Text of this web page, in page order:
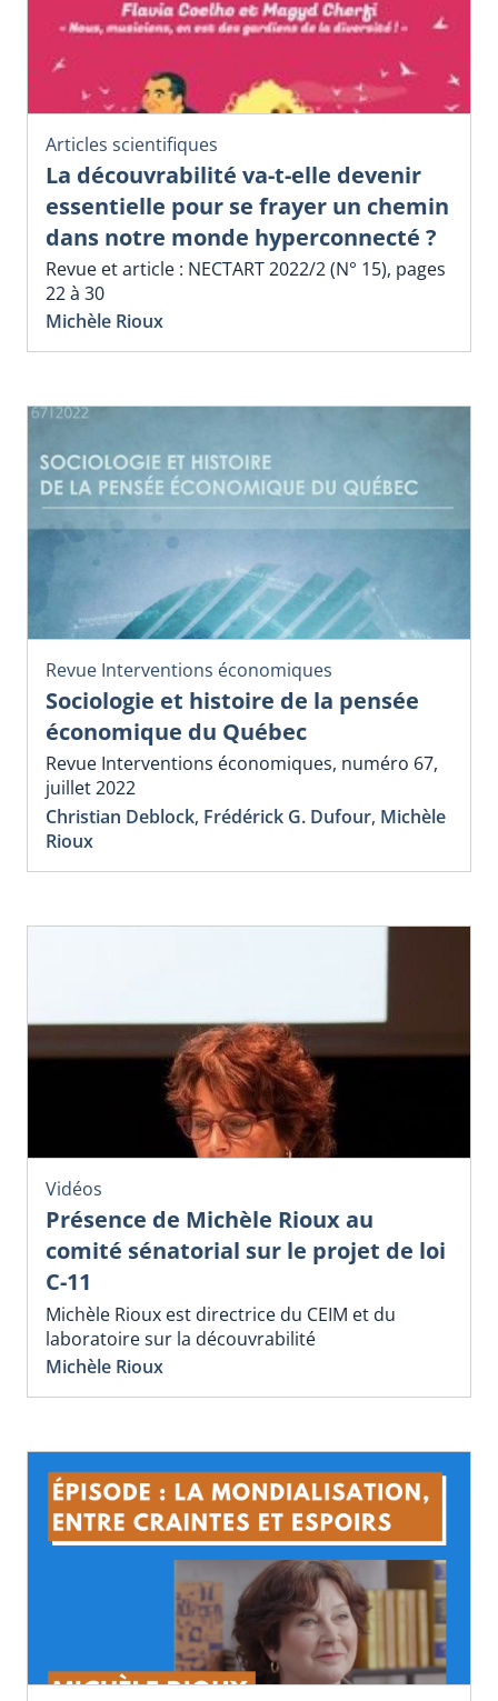
Articles scientifiques
La découvrabilité va-t-elle devenir
essentielle pour se frayer un chemin
dans notre monde hyperconnecté ?
Revue et article : NECTART 2022/2 (N° 15), pages
22 à 30
Michèle Rioux
Revue Interventions économiques
Sociologie et histoire de la pensée
économique du Québec
Revue Interventions économiques, numéro 67,
juillet 2022
Christian Deblock, Frédérick G. Dufour, Michèle
Rioux
Vidéos
Présence de Michèle Rioux au
comité sénatorial sur le projet de loi
C-11
Michèle Rioux est directrice du CEIM et du
laboratoire sur la découvrabilité
Michèle Rioux